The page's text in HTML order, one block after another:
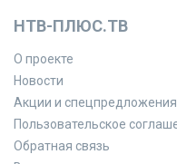
НТВ-ПЛЮС.ТВ
О проекте
Новости
Акции и спецпредложения
Пользовательское
Обратная связь